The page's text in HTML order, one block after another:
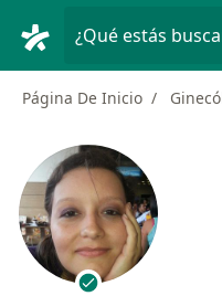
¿Qué estás
Página De Inicio